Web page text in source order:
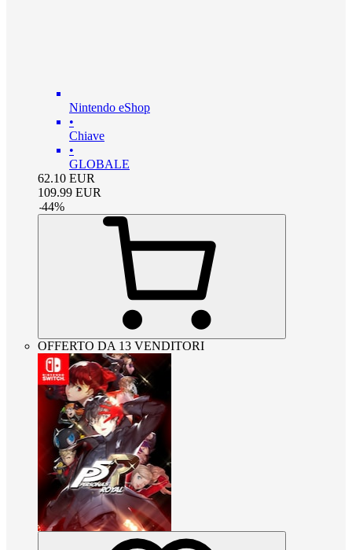
Nintendo eShop
•
Chiave
•
GLOBALE
62.10 EUR
109.99 EUR
-44%
OFFERTO DA 13 VENDITORI